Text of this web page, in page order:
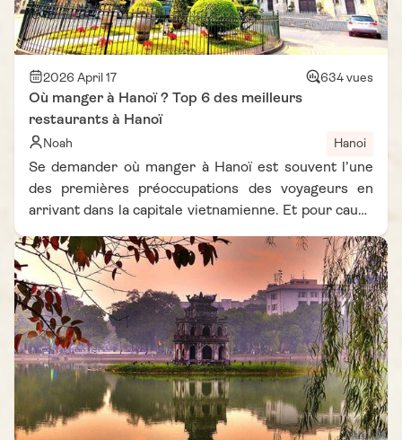
authentique et efficace.
2026 April 17 634 vues
Où manger à Hanoï ? Top 6 des meilleurs
restaurants à Hanoï
Noah Hanoi
Se demander où manger à Hanoï est souvent l’une
des premières préoccupations des voyageurs en
arrivant dans la capitale vietnamienne. Et pour cause
découvre pas seulement à travers ses temples et
ses ruelles animées, mais aussi à travers une
gastronomie d’une richesse exceptionnelle.
Véritable paradis pour les gourmands, elle dévoile
une carte culinaire variée, mêlant traditions
ancestrales et influences modernes, capable de
séduire tous les palais. C’est pourquoi, à travers ce
guide issu de notre carnet de voyage Vietnam Vie
D’Asie, nous vous proposons une sélection des